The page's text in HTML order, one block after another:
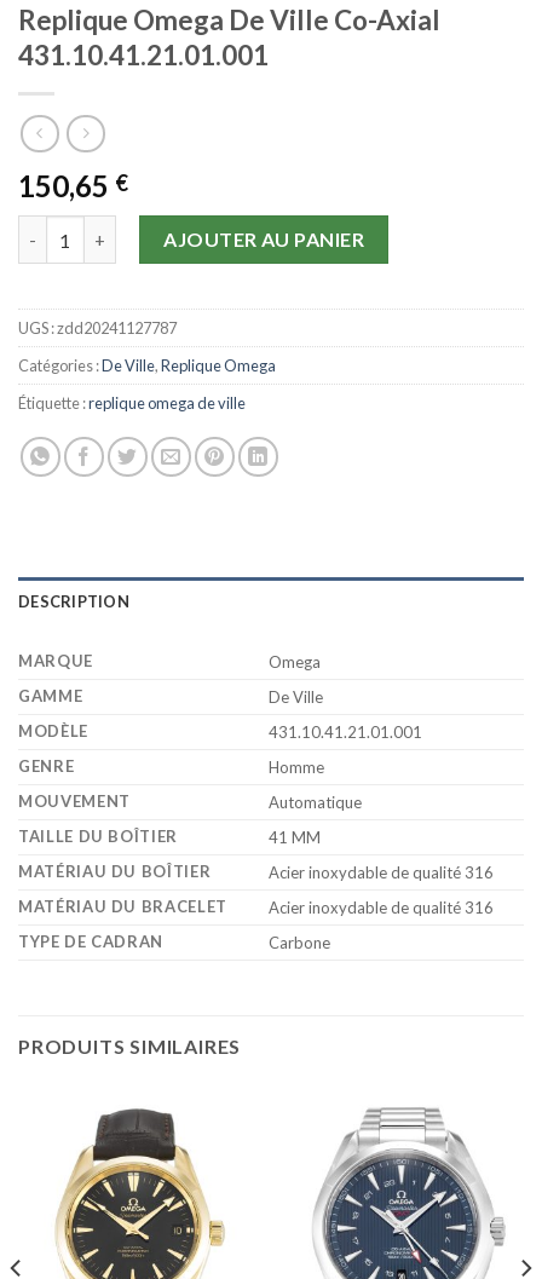
Replique Omega De Ville Co-Axial
431.10.41.21.01.001
150,65 €
AJOUTER AU PANIER
UGS :zdd20241127787
Catégories :De Ville,Replique Omega
Étiquette :replique omega de ville
DESCRIPTION
MARQUE
Omega
GAMME
De Ville
MODÈLE
431.10.41.21.01.001
GENRE
Homme
MOUVEMENT
Automatique
TAILLE DU BOÎTIER
41 MM
MATÉRIAU DU BOÎTIER
Acier inoxydable de qualité 316
MATÉRIAU DU BRACELET
Acier inoxydable de qualité 316
TYPE DE CADRAN
Carbone
PRODUITS SIMILAIRES